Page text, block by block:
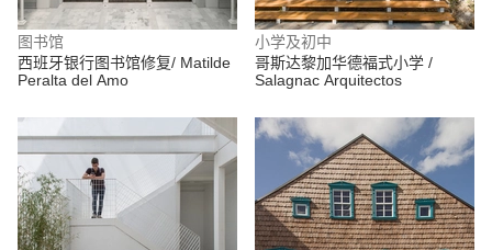
图书馆
西班牙银行图书馆修复/ Matilde
Peralta del Amo
小学及初中
哥斯达黎加华德福式小学 /
Salagnac Arquitectos